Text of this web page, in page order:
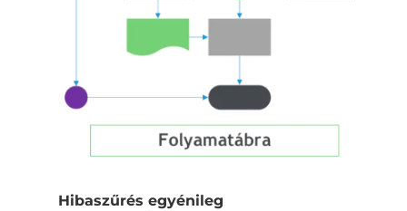
Hibaszűrés egyénileg